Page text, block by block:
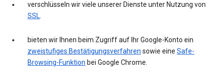
verschlüsseln wir viele unserer Dienste unter Nutzung von
SSL.
bieten wir Ihnen beim Zugriff auf Ihr Google-Konto ein
zweistufiges Bestätigungsverfahren sowie eine Safe-
Browsing-Funktion bei Google Chrome.